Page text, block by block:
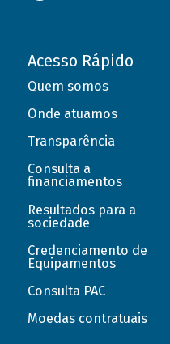
Acesso Rápido
Quem somos
Onde atuamos
Transparência
Consulta a
financiamentos
Resultados para a
sociedade
Credenciamento de
Equipamentos
Consulta PAC
Moedas contratuais